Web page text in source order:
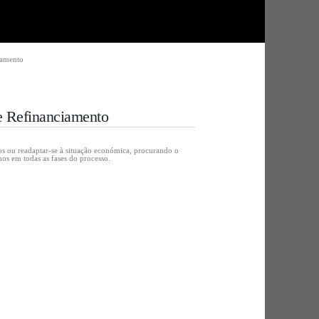
Refinanciamento
ou readaptar-se à situação económica, procurando o
em todas as fases do processo.